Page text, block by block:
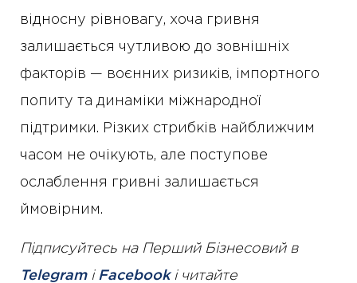
відносну рівновагу, хоча гривня
залишається чутливою до зовнішніх
факторів — воєнних ризиків, імпортного
попиту та динаміки міжнародної
підтримки. Різких стрибків найближчим
часом не очікують, але поступове
ослаблення гривні залишається
ймовірним.
Підписуйтесь на Перший Бізнесовий в
Telegramі Facebookі читайте